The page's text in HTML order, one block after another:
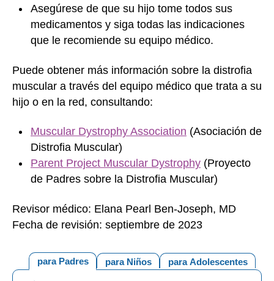
Asegúrese de que su hijo tome todos sus
medicamentos y siga todas las indicaciones
que le recomiende su equipo médico.
Puede obtener más información sobre la distrofia
muscular a través del equipo médico que trata a su
hijo o en la red, consultando:
Muscular Dystrophy Association (Asociación de
Distrofia Muscular)
Parent Project Muscular Dystrophy (Proyecto
de Padres sobre la Distrofia Muscular)
Revisor médico: Elana Pearl Ben-Joseph, MD
Fecha de revisión: septiembre de 2023
para Adolescentes
para Niños
para Padres